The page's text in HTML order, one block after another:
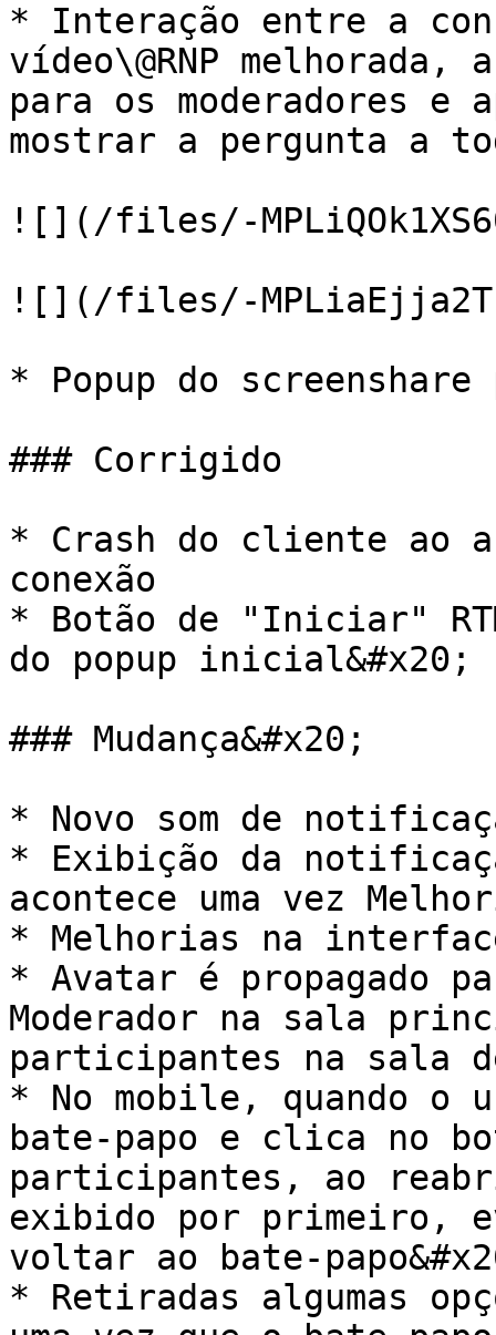
* Interação entre a
vídeo\@RNP
para os moderadores e
mostrar a pergunta a
![](/files/-
![](/files/-
* Popup do
### Corrigido
* Crash do cliente ao
conexão
* Botão de "Iniciar"
do popup inicial&#x20;
### Mudança&#x20;
* Novo som de
* Exibição da
acontece uma vez
* Melhorias na
* Avatar é propagado
Moderador na sala
participantes na sala
* No mobile, quando o
bate-papo e clica no
participantes, ao
exibido por primeiro,
voltar ao bate-
* Retiradas algumas